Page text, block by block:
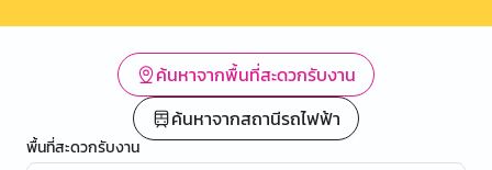
ค้นหาจากพื้นที่สะดวกรับงาน
ค้นหาจากสถานีรถไฟฟ้า
พื้นที่สะดวกรับงาน